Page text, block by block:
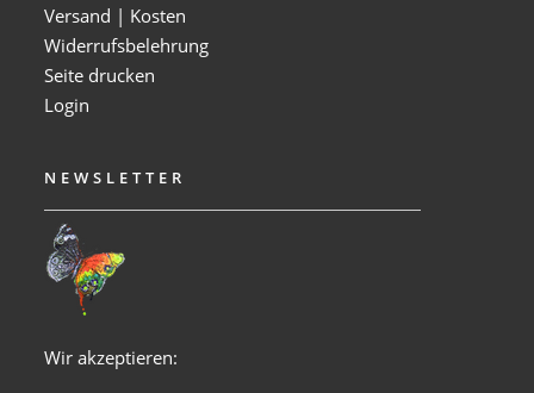
Versand | Kosten
Widerrufsbelehrung
Seite drucken
Login
NEWSLETTER
Wir akzeptieren: